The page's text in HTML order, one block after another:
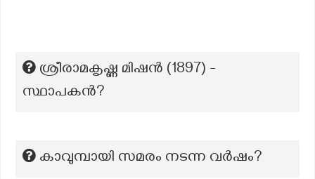
ശ്രീരാമകൃഷ്ണ മിഷൻ (1897) -
സ്ഥാപകന്‍?
കാവുമ്പായി സമരം നടന്ന വർഷം?